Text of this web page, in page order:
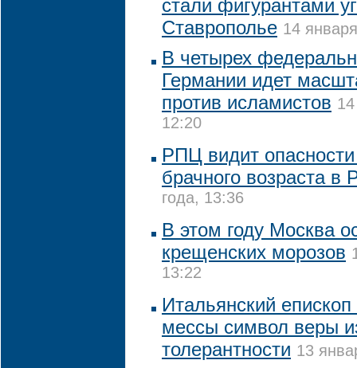
стали фигурантами
Ставрополье 14
В четырех
Германии идет
против исламистов
12:20
РПЦ видит
брачного возраста в
года, 13:36
В этом году Москва
крещенских морозов
13:22
Итальянский
мессы символ веры
толерантности 13